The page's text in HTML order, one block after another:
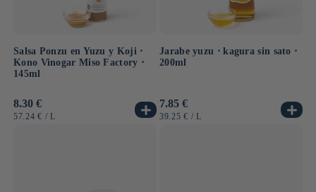
Salsa Ponzu en Yuzu y Koji ⋅
Kono Vinogar Miso Factory ⋅
145ml
Precio
habitual
8.30 €
PRECIO
57.24 € / POR
L
Jarabe yuzu ⋅ kagura sin sato ⋅
200ml
Precio
habitual
7.85 €
PRECIO
39.25 € / POR
L